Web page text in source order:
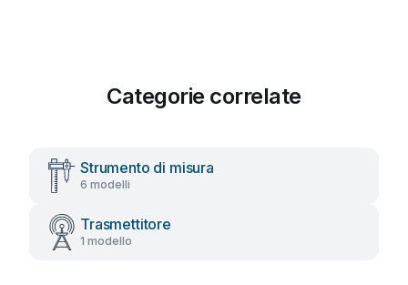
Categorie correlate
Strumento di misura
6 modelli
Trasmettitore
1 modello